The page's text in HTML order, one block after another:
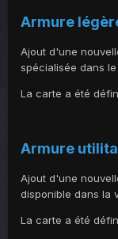
Armure
Ajout d'une
spécialisée dans
La carte a été
Armure
Ajout d'une
disponible dans la
La carte a été